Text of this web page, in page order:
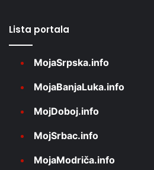
Lista portala
MojaSrpska.info
MojaBanjaLuka.info
MojDoboj.info
MojSrbac.info
MojaModriča.info